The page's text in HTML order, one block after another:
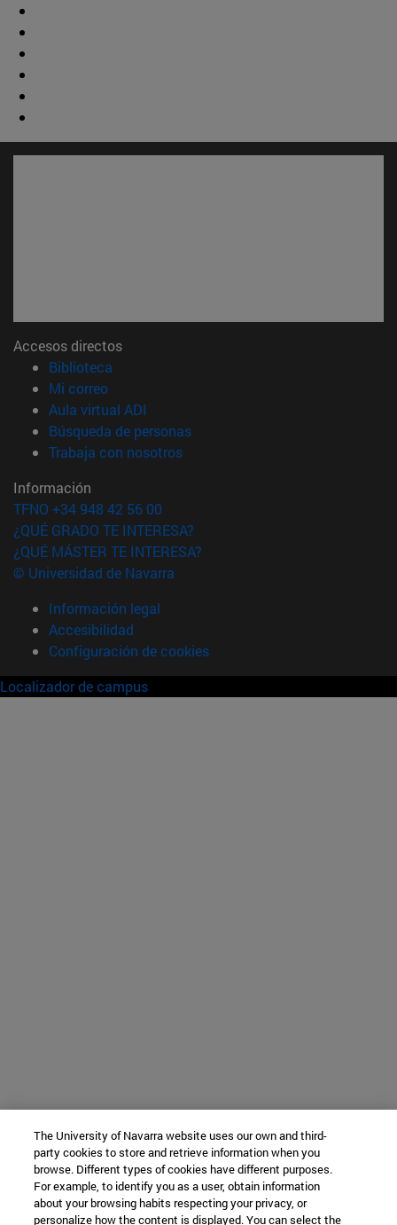
Accesos directos
Biblioteca
Mi correo(abre en nueva ventana)
Aula virtual ADI
Búsqueda de personas(abre en nueva ventana)
Trabaja con nosotros(abre en nueva ventana)
Información
TFNO +34 948 42 56 00
¿QUÉ GRADO TE INTERESA?
¿QUÉ MÁSTER TE INTERESA?
© Universidad de Navarra
Información legal
Accesibilidad
Configuración de cookies
Localizador de campus
The University of Navarra website uses our own and third-
party cookies to store and retrieve information when you
browse. Different types of cookies have different purposes.
For example, to identify you as a user, obtain information
about your browsing habits respecting your privacy, or
personalize how the content is displayed. You can select the